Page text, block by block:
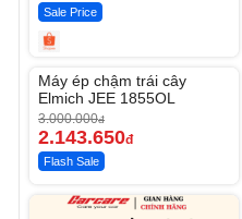
Sale Price
-28%
Máy ép chậm trái cây
Elmich JEE 1855OL
3.000.000đ
2.143.650đ
Flash Sale